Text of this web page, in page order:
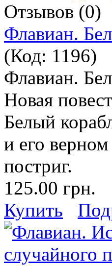
Отзывов (0)
Флавиан.
(Код: 1196)
Флавиан.
Новая
Белый
и его
постриг.
125.00 грн.
Купить